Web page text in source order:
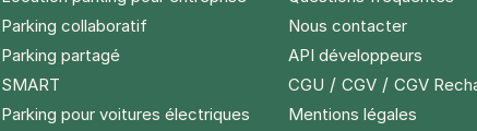
Parking collaboratif
Parking partagé
SMART
Parking pour voitures électriques
Nous contacter
API développeurs
CGU / CGV/ CGV
Mentions légales